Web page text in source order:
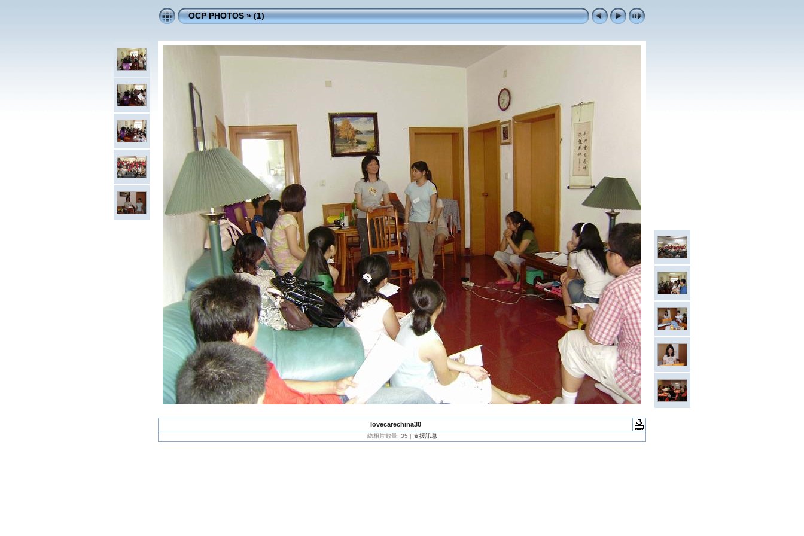
OCP PHOTOS»(1)
lovecarechina30
總相片數量: 35| 支援訊息